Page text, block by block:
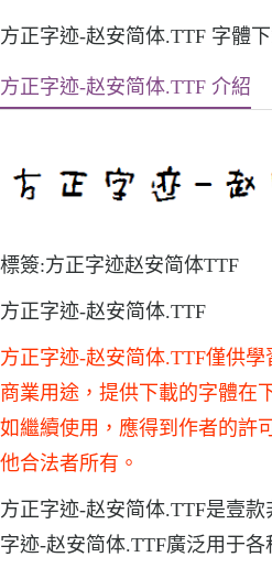
方正字迹-赵安简体.TTF 字體
方正字迹-赵安简体.TTF 介紹
標簽:方正字迹赵安简体TTF
方正字迹-赵安简体.TTF
方正字迹-赵安简体.TTF僅供
商業用途，提供下載的字體在
如繼續使用，應得到作者的許
他合法者所有。
方正字迹-赵安简体.TTF是壹
字迹-赵安简体.TTF廣泛用于